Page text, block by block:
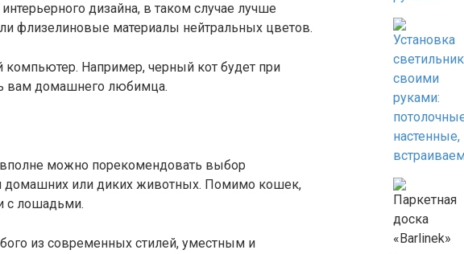
дизайна, в таком случае лучше
флизелиновые материалы нейтральных цветов.
Например, черный кот будет при
вам домашнего любимца.
можно порекомендовать выбор
домашних или диких животных. Помимо кошек,
с лошадьми.
из современных стилей, уместным и